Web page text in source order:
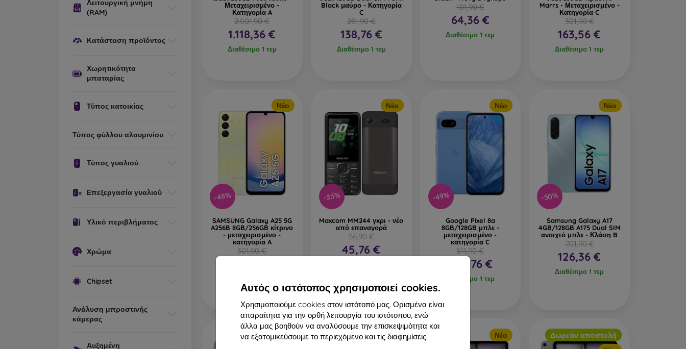
Αυτός ο ιστότοπος χρησιμοποιεί cookies.
Χρησιμοποιούμε cookies στον ιστότοπό μας. Ορισμένα είναι
απαραίτητα για την ορθή λειτουργία του ιστότοπου, ενώ
άλλα μας βοηθούν να αναλύσουμε την επισκεψιμότητα και
να εξατομικεύσουμε το περιεχόμενο και τις διαφημίσεις.
Λειτουργική μνήμη
(RAM)
Κατάσταση προϊόντος
Χωρητικότητα
μπαταρίας
Τύπος κατοικίας
Τύπος φύλλου αλουμινίου
Τύπος γυαλιού
Επεξεργασία γυαλιού
Υλικό περιβλήματος
Χρώμα
Chipset
Ανάλυση μπροστινής
κάμερας
Αυξημένη
Μεταχειρισμένο -
Κατηγορία A
2.001,90 €
1.118,36 €
Διαθέσιμο 1 τεμ
Black μαύρο - Κατηγορία
C
251,90 €
138,76 €
Διαθέσιμο 1 τεμ
101,90 €
64,36 €
Διαθέσιμο 1 τεμ
Marrs - Μεταχειρισμένο -
Κατηγορία C
301,90 €
163,56 €
Διαθέσιμο 1 τεμ
-48%
Νέο
SAMSUNG Galaxy A25 5G
A256B 8GB/256GB κίτρινο
- μεταχειρισμένο -
κατηγορία A
301,90 €
-35%
Νέο
Maxcom MM244 γκρι - νέο
από επαναγορά
56,90 €
45,76 €
-49%
Νέο
Google Pixel 8a
8GB/128GB μπλε -
μεταχειρισμένο -
κατηγορία C
511,90 €
324,76 €
Διαθέσιμο 1 τεμ
-50%
Νέο
Samsung Galaxy A17
4GB/128GB A175 Dual SIM
ανοιχτό μπλε - Κλάση B
201,90 €
126,36 €
Διαθέσιμο 1 τεμ
Νέο Νέο Νέο
Δωρεάν αποστολή